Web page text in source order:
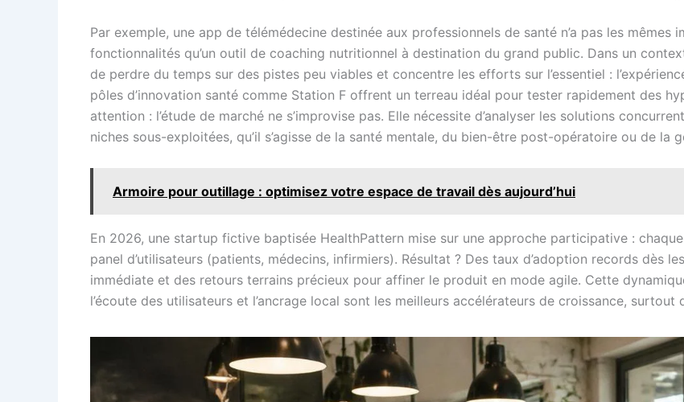
Par exemple, une app de télémédecine destinée aux professionnels de santé n’a pas les mêmes
fonctionnalités qu’un outil de coaching nutritionnel à destination du grand public. Dans un
de perdre du temps sur des pistes peu viables et concentre les efforts sur l’essentiel :
pôles d’innovation santé comme Station F offrent un terreau idéal pour tester rapidement des
attention : l’étude de marché ne s’improvise pas. Elle nécessite d’analyser les solutions
niches sous-exploitées, qu’il s’agisse de la santé mentale, du bien-être post-opératoire ou de la
Armoire pour outillage : optimisez votre espace de travail dès aujourd’hui
En 2026, une startup fictive baptisée HealthPattern mise sur une approche participative :
panel d’utilisateurs (patients, médecins, infirmiers). Résultat ? Des taux d’adoption records dès
immédiate et des retours terrains précieux pour affiner le produit en mode agile. Cette
l’écoute des utilisateurs et l’ancrage local sont les meilleurs accélérateurs de croissance,